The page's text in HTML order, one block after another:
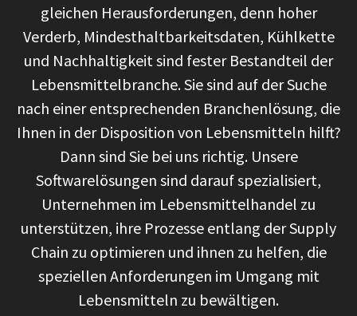
gleichen Herausforderungen, denn hoher
Verderb, Mindesthaltbarkeitsdaten, Kühlkette
und Nachhaltigkeit sind fester Bestandteil der
Lebensmittelbranche. Sie sind auf der Suche
nach einer entsprechenden Branchenlösung, die
Ihnen in der Disposition von Lebensmitteln hilft?
Dann sind Sie bei uns richtig. Unsere
Softwarelösungen sind darauf spezialisiert,
Unternehmen im Lebensmittelhandel zu
unterstützen, ihre Prozesse entlang der Supply
Chain zu optimieren und ihnen zu helfen, die
speziellen Anforderungen im Umgang mit
Lebensmitteln zu bewältigen.